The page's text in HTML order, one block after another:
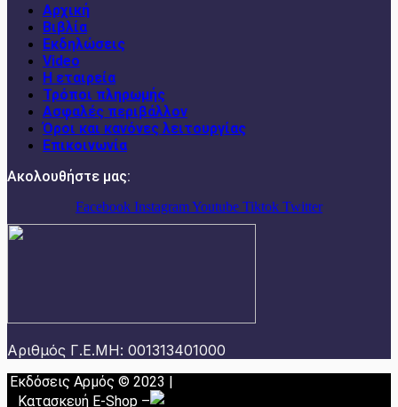
Αρχική
Βιβλία
Εκδηλώσεις
Video
Η εταιρεία
Τρόποι πληρωμής
Ασφαλές περιβάλλον
Όροι και κανόνες λειτουργίας
Επικοινωνία
Ακολουθήστε μας:
Facebook InstagramYoutube Tiktok Twitter
Αριθμός Γ.Ε.ΜΗ: 001313401000
Εκδόσεις Αρμός © 2023 |
Κατασκευή E-Shop –